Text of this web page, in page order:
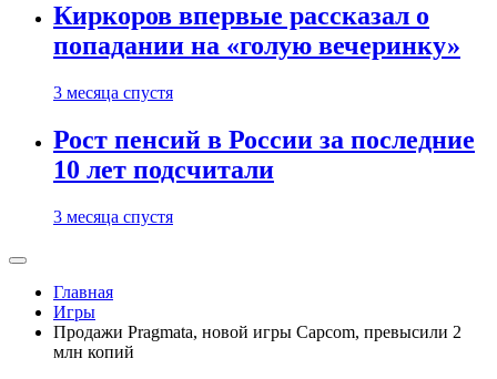
Киркоров впервые рассказал о
попадании на «голую вечеринку»
3 месяца спустя
Рост пенсий в России за последние
10 лет подсчитали
3 месяца спустя
Главная
Игры
Продажи Pragmata, новой игры Capcom, превысили 2
млн копий